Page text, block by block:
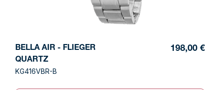
BELLA AIR - FLIEGER
QUARTZ
KG416VBR-B
198,00 €